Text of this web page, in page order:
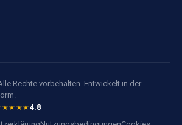
Rechte vorbehalten. Entwickelt in der
4.8